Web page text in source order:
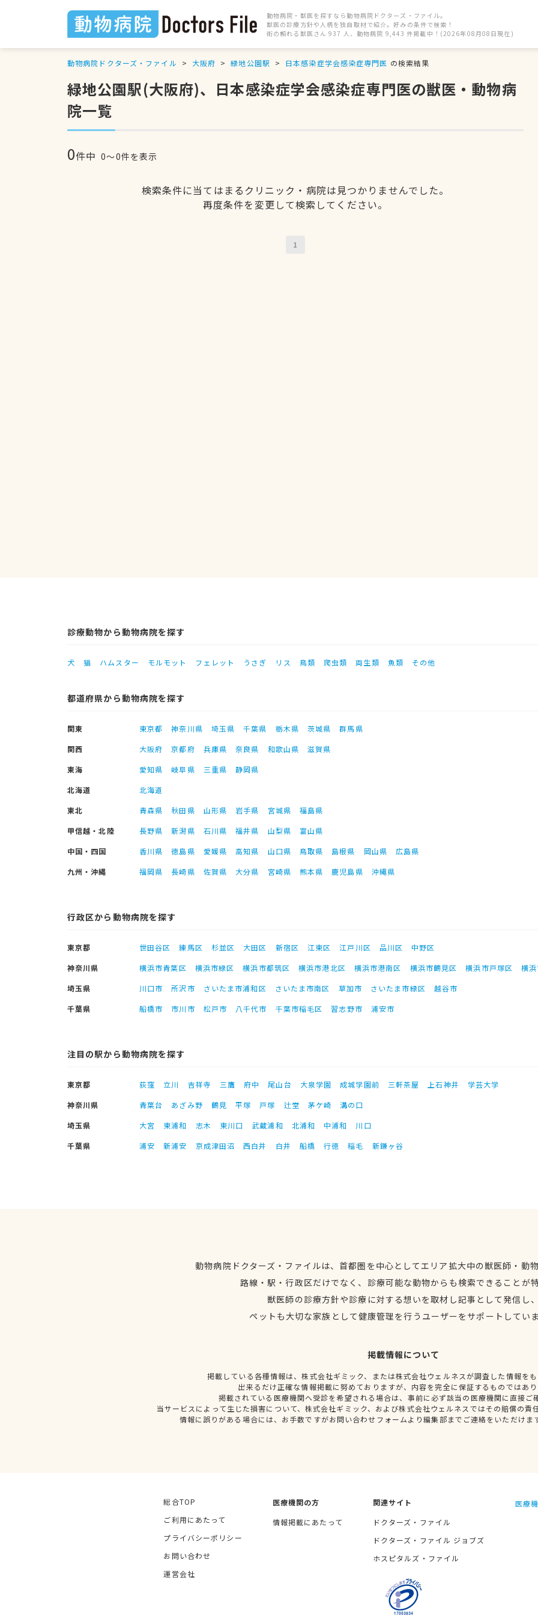
動物病院・獣医を探すなら動物病院ドクターズ・ファイル。
獣医の診療方針や人柄を独自取材で紹介。好みの条件で検索！
街の頼れる獣医さん 937 人、動物病院 9,443 件掲載中！(2026年08月08日現在)
動物病院ドクターズ・ファイル 大阪府 緑地公園駅 日本感染症学会感染症専門医 の検索結果
緑地公園駅(大阪府)、日本感染症学会感染症専門医の獣医・動物病
院一覧
0件中 0〜0件を表示
検索条件に当てはまるクリニック・病院は見つかりませんでした。
再度条件を変更して検索してください。
1
診療動物から動物病院を探す
犬 猫 ハムスター モルモット フェレット うさぎ リス 鳥類 爬虫類 両生類 魚類 その他
都道府県から動物病院を探す
関東 東京都 神奈川県 埼玉県 千葉県 栃木県 茨城県
群馬県
関西
大阪府 京都府 兵庫県 奈良県 和歌山県
滋賀県
東海
愛知県 岐阜県 三重県
静岡県
北海道
北海道
東北
青森県 秋田県 山形県 岩手県 宮城県
福島県
甲信越・北陸
長野県 新潟県 石川県 福井県 山梨県
富山県
中国・四国
香川県 徳島県 愛媛県 高知県 山口県 鳥取県 島根県 岡山県
広島県
九州・沖縄
福岡県 長崎県 佐賀県 大分県 宮崎県 熊本県 鹿児島県 沖縄県
行政区から動物病院を探す
東京都 世田谷区 練馬区 杉並区 大田区 新宿区 江東区 江戸川区 品川区
中野区
神奈川県
横浜市青葉区 横浜市緑区 横浜市都筑区 横浜市港北区 横浜市港南区 横浜市鶴見区 横浜市戸塚区
横
埼玉県
川口市 所沢市 さいたま市浦和区 さいたま市南区 草加市 さいたま市緑区
越谷市
千葉県
船橋市 市川市 松戸市 八千代市 千葉市稲毛区 習志野市 浦安市
注目の駅から動物病院を探す
東京都 荻窪 立川 吉祥寺 三鷹 府中 尾山台 大泉学園 成城学園前 三軒茶屋 上石神井
学芸大学
神奈川県
青葉台 あざみ野 鶴見 平塚 戸塚 辻堂 茅ケ崎
溝の口
埼玉県
大宮 東浦和 志木 東川口 武蔵浦和 北浦和 中浦和
川口
千葉県
浦安 新浦安 京成津田沼 西白井 白井 船橋 行徳 稲毛 新鎌ヶ谷
動物病院ドクターズ・ファイルは、首都圏を中心としてエリア拡大中の獣医師・動
路線・駅・行政区だけでなく、診療可能な動物からも検索できることが
獣医師の診療方針や診療に対する想いを取材し記事として発信し
ペットも大切な家族として健康管理を行うユーザーをサポートしてい
掲載情報について
掲載している各種情報は、株式会社ギミック、または株式会社ウェルネスが調査した情報を
出来るだけ正確な情報掲載に努めておりますが、内容を完全に保証するものではあ
掲載されている医療機関へ受診を希望される場合は、事前に必ず該当の医療機関に直接ご
当サービスによって生じた損害について、株式会社ギミック、および株式会社ウェルネスではその賠償の責
情報に誤りがある場合には、お手数ですがお問い合わせフォームより編集部までご連絡をいただけま
総合TOP
ご利用にあたって
プライバシーポリシー
お問い合わせ
運営会社
医療機関の方
情報掲載にあたって
関連サイト
ドクターズ・ファイル
ドクターズ・ファイル ジョブズ
ホスピタルズ・ファイル
医療